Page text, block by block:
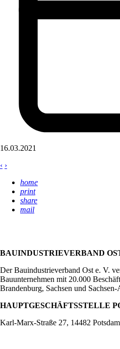
16.03.2021
‹ ›
home
print
share
mail
BAUINDUSTRIEVERBAND
Der Bauindustrieverband Ost e. V.
Bauunternehmen mit 20.000
Brandenburg, Sachsen und Sachsen-
HAUPTGESCHÄFTSSTELLE
Karl-Marx-Straße 27, 14482 Potsdam